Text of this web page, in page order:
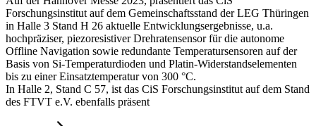
Forschungsinstitut auf dem Gemeinschaftsstand der LEG Thüringen
in Halle 3 Stand H 26 aktuelle Entwicklungsergebnisse, u.a.
hochpräziser, piezoresistiver Drehratensensor für die autonome
Offline Navigation sowie redundante Temperatursensoren auf der
Basis von Si-Temperaturdioden und Platin-Widerstandselementen
bis zu einer Einsatztemperatur von 300 °C.
In Halle 2, Stand C 57, ist das CiS Forschungsinstitut auf dem Stand
des FTVT e.V. ebenfalls präsent